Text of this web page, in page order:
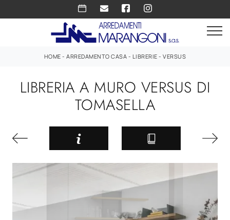
HOME -ARREDAMENTO CASA - LIBRERIE -VERSUS
LIBRERIA A MURO VERSUS DI
TOMASELLA